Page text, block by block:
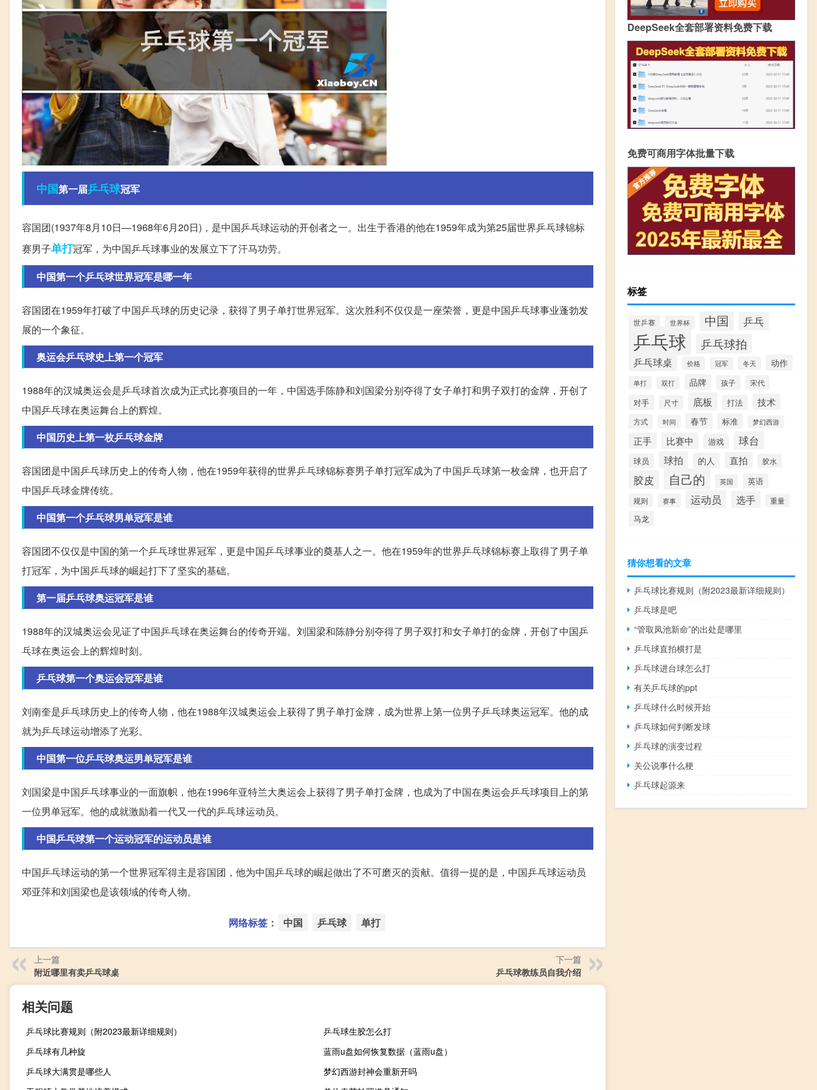
中国第一届乒乓球冠军
容国团(1937年8月10日—1968年6月20日)，是中国乒乓球运动的开创者之一。出生于香港的他在1959年成为第25届世界乒乓球锦标
赛男子单打冠军，为中国乒乓球事业的发展立下了汗马功劳。
中国第一个乒乓球世界冠军是哪一年
容国团在1959年打破了中国乒乓球的历史记录，获得了男子单打世界冠军。这次胜利不仅仅是一座荣誉，更是中国乒乓球事业蓬勃发
展的一个象征。
奥运会乒乓球史上第一个冠军
1988年的汉城奥运会是乒乓球首次成为正式比赛项目的一年，中国选手陈静和刘国梁分别夺得了女子单打和男子双打的金牌，开创了
中国乒乓球在奥运舞台上的辉煌。
中国历史上第一枚乒乓球金牌
容国团是中国乒乓球历史上的传奇人物，他在1959年获得的世界乒乓球锦标赛男子单打冠军成为了中国乒乓球第一枚金牌，也开启了
中国乒乓球金牌传统。
中国第一个乒乓球男单冠军是谁
容国团不仅仅是中国的第一个乒乓球世界冠军，更是中国乒乓球事业的奠基人之一。他在1959年的世界乒乓球锦标赛上取得了男子单
打冠军，为中国乒乓球的崛起打下了坚实的基础。
第一届乒乓球奥运冠军是谁
1988年的汉城奥运会见证了中国乒乓球在奥运舞台的传奇开端。刘国梁和陈静分别夺得了男子双打和女子单打的金牌，开创了中国乒
乓球在奥运会上的辉煌时刻。
乒乓球第一个奥运会冠军是谁
刘南奎是乒乓球历史上的传奇人物，他在1988年汉城奥运会上获得了男子单打金牌，成为世界上第一位男子乒乓球奥运冠军。他的成
就为乒乓球运动增添了光彩。
中国第一位乒乓球奥运男单冠军是谁
刘国梁是中国乒乓球事业的一面旗帜，他在1996年亚特兰大奥运会上获得了男子单打金牌，也成为了中国在奥运会乒乓球项目上的第
一位男单冠军。他的成就激励着一代又一代的乒乓球运动员。
中国乒乓球第一个运动冠军的运动员是谁
中国乒乓球运动的第一个世界冠军得主是容国团，他为中国乒乓球的崛起做出了不可磨灭的贡献。值得一提的是，中国乒乓球运动员
邓亚萍和刘国梁也是该领域的传奇人物。
网络标签： 中国 乒乓球 单打
上一篇
附近哪里有卖乒乓球桌
下一篇
乒乓球教练员自我介绍
相关问题
乒乓球比赛规则（附2023最新详细规则）
乒乓球生胶怎么打
乒乓球有几种旋
蓝雨u盘如何恢复数据（蓝雨u盘）
乒乓球大满贯是哪些人
梦幻西游封神会重新开吗
DeepSeek全套部署资料免费下载
免费可商用字体批量下载
标签
世乒赛 世界杯 中国 乒乓
乒乓球 乒乓球拍
乒乓球桌 价格 冠军 冬天 动作
单打 双打 品牌 孩子 宋代
对手 尺寸 底板 打法 技术
方式 时间 春节 标准 梦幻西游
正手 比赛中 游戏 球台
球员 球拍 的人 直拍 胶水
胶皮 自己的 英国 英语
规则 赛事 运动员 选手 重量
马龙
猜你想看的文章
乒乓球比赛规则（附2023最新详细规则）
乒乓球是吧
“管取凤池新命”的出处是哪里
乒乓球直拍横打是
乒乓球进台球怎么打
有关乒乓球的ppt
乒乓球什么时候开始
乒乓球如何判断发球
乒乓球的演变过程
关公说事什么梗
乒乓球起源来